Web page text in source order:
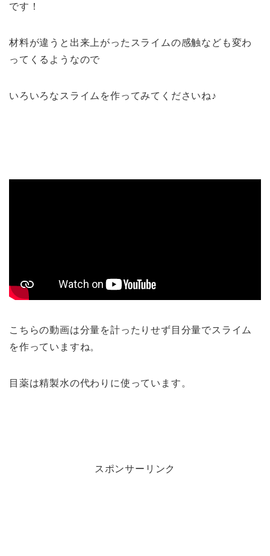
です！
材料が違うと出来上がったスライムの感触なども変わ
ってくるようなので
いろいろなスライムを作ってみてくださいね♪
こちらの動画は分量を計ったりせず目分量でスライム
を作っていますね。
目薬は精製水の代わりに使っています。
スポンサーリンク